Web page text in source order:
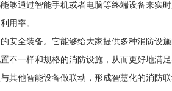
通过智能手机或者电脑等终端设备来实
用率。
全装备。它能够给大家提供多种消防设
不一样和规格的消防设施，从而更好地满足
他智能设备做联动，形成智慧化的消防